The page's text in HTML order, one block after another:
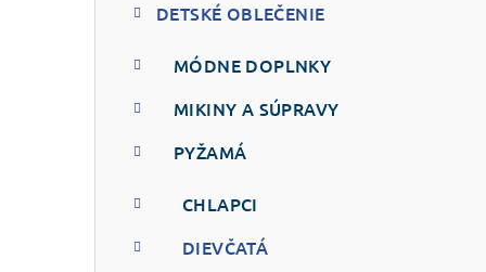
DETSKÉ OBLEČENIE
MÓDNE DOPLNKY
MIKINY A SÚPRAVY
PYŽAMÁ
CHLAPCI
DIEVČATÁ